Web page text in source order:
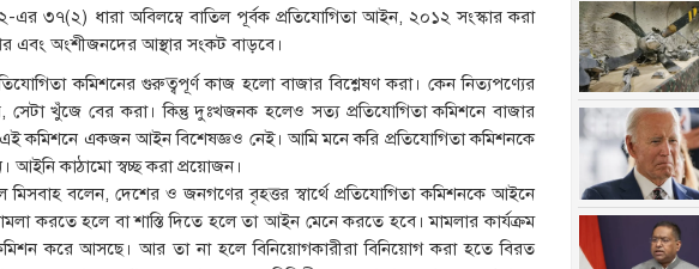
এর ৩৭(২) ধারা অবিলম্বে বাতিল পূর্বক প্রতিযোগিতা আইন, ২০১২ সংস্কার করা
এবং অংশীজনদের আস্থার সংকট বাড়বে।
কমিশনের গুরুত্বপূর্ণ কাজ হলো বাজার বিশ্লেষণ করা। কেন নিত্যপণ্যের
খুঁজে বের করা। কিন্তু দুঃখজনক হলেও সত্য প্রতিযোগিতা কমিশনে বাজার
কমিশনে একজন আইন বিশেষজ্ঞও নেই। আমি মনে করি প্রতিযোগিতা কমিশনকে
আইনি কাঠামো স্বচ্ছ করা প্রয়োজন।
মিসবাহ বলেন, দেশের ও জনগণের বৃহত্তর স্বার্থে প্রতিযোগিতা কমিশনকে আইনে
করতে হলে বা শাস্তি দিতে হলে তা আইন মেনে করতে হবে। মামলার কার্যক্রম
করে আসছে। আর তা না হলে বিনিয়োগকারীরা বিনিয়োগ করা হতে বিরত